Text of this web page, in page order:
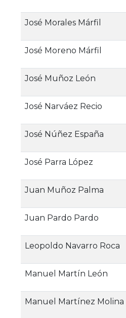
José Morales Márfil
José Moreno Márfil
José Muñoz León
José Narváez Recio
José Núñez España
José Parra López
Juan Muñoz Palma
Juan Pardo Pardo
Leopoldo Navarro Roca
Manuel Martín León
Manuel Martínez Molina